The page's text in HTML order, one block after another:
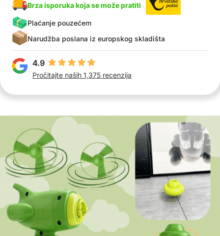
Brza isporuka koja se može pratiti
Plaćanje pouzećem
Narudžba poslana iz europskog skladišta
4.9
Pročitajte naših 1,375 recenzija